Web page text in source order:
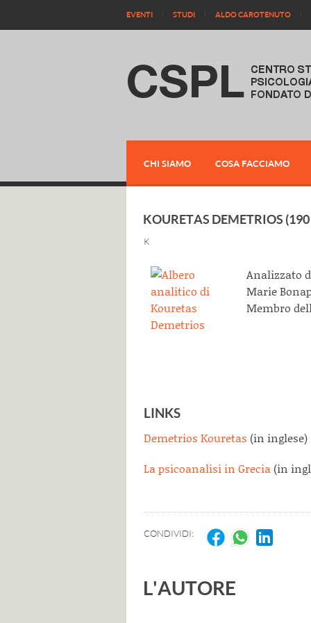
EVENTI STUDI ALDO CAROTENUTO
CHI SIAMO COSA FACCIAMO
KOURETAS DEMETRIOS
K
Analizzato
Marie
Membro
LINKS
Demetrios Kouretas (in inglese)
La psicoanalisi in Grecia (in
CONDIVIDI:
L'AUTORE